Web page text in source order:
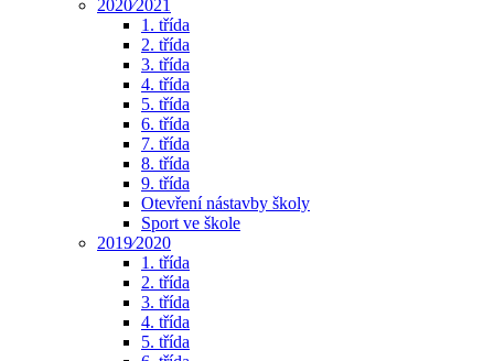
2020⁄2021
1. třída
2. třída
3. třída
4. třída
5. třída
6. třída
7. třída
8. třída
9. třída
Otevření nástavby školy
Sport ve škole
2019⁄2020
1. třída
2. třída
3. třída
4. třída
5. třída